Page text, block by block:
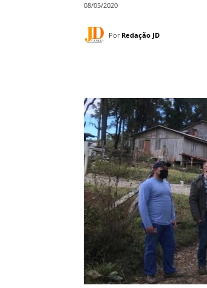
08/05/2020
Por Redação JD